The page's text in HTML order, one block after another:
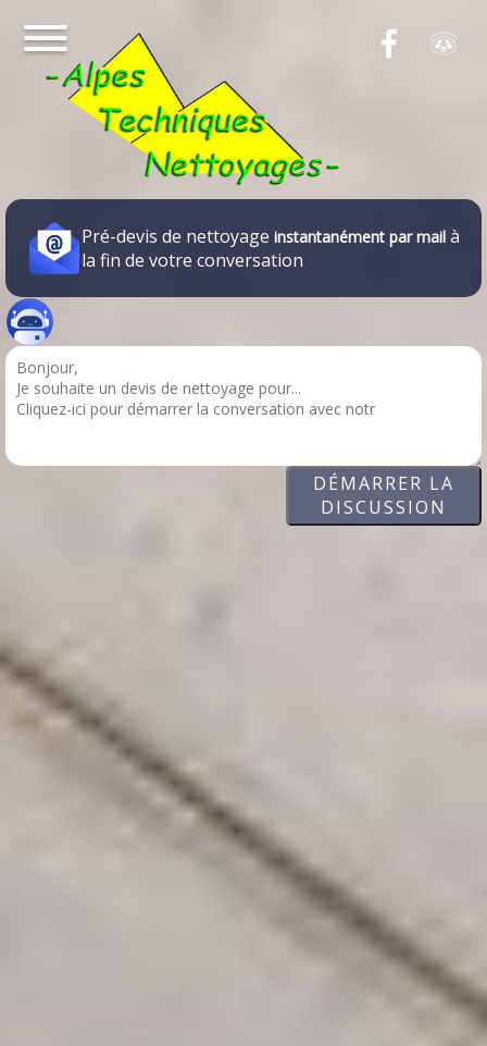
Pré-devis de nettoyage instantanément par mail à
la fin de votre conversation
DÉMARRER LA
DISCUSSION